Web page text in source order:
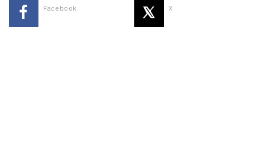
Facebook X